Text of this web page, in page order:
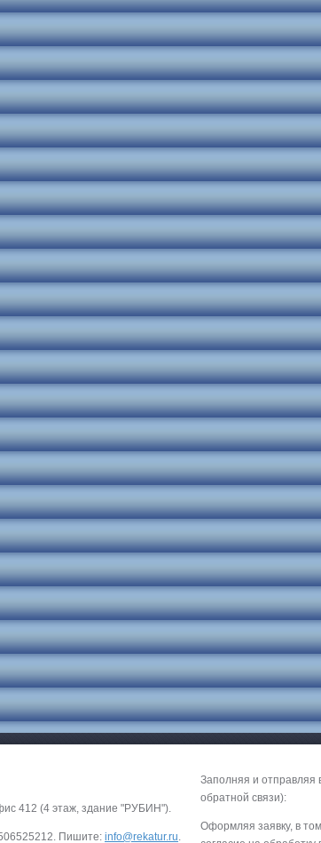
412 (4 этаж, здание "РУБИН").
Пишите: info@rekatur.ru
Заполняя и отправляя
обратной связи):
Оформляя заявку, в